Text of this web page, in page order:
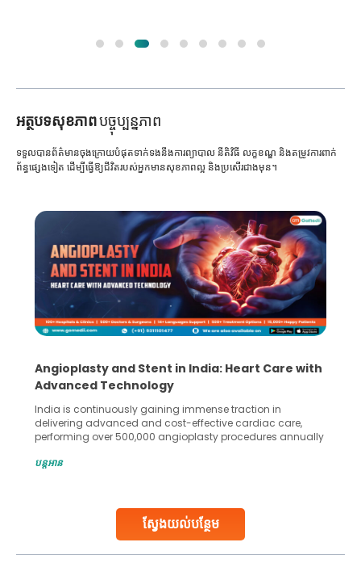
អត្ថបទសុខភាពបច្ចុប្បន្នភាព
ស្វែងយល់បន្ថែម
ទទួលបានព័ត៌មានចុងក្រោយបំផុតទាក់ទងនឹងការព្យាបាល នីតិវិធី លក្ខខណ្ឌ និងតម្រូវការពាក់
ព័ន្ធផ្សេងទៀត ដើម្បីធ្វើឱ្យជីវិតរបស់អ្នកមានសុខភាពល្អ និងប្រសើរជាងមុន។
Angioplasty and Stent in India: Heart Care with
Advanced Technology
India is continuously gaining immense traction in
delivering advanced and cost-effective cardiac care,
performing over 500,000 angioplasty procedures annually
globe are searching for treatments like angioplasty and
Studies, such as one published
បន្តអាន